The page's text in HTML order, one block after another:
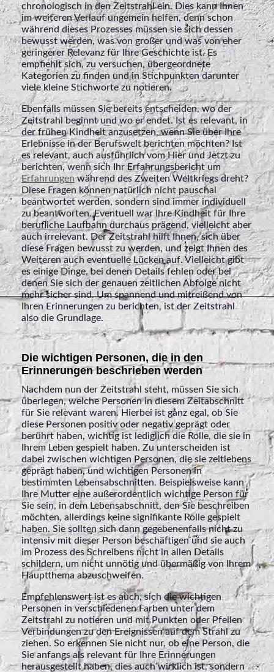
chronologisch in den Zeitstrahl ein. Dies kann Ihnen
im weiteren Verlauf ungemein helfen, denn schon
während dieses Prozesses müssen sie sich dessen
bewusst werden, was von großer und was von eher
geringerer Relevanz für Ihre Geschichte ist. Es
empfiehlt sich, zu versuchen, übergeordnete
Kategorien zu finden und in Stichpunkten darunter
viele kleine Stichworte zu notieren.
Ebenfalls müssen Sie bereits entscheiden, wo der
Zeitstrahl beginnt und wo er endet. Ist es relevant, in
der frühen Kindheit anzusetzen, wenn Sie über Ihre
Erlebnisse in der Berufswelt berichten möchten? Ist
es relevant, auch ausführlich vom Hier und Jetzt zu
berichten, wenn sich Ihr Erfahrungsbericht um
Erfahrungenwährend des Zweiten Weltkriegs dreht?
Diese Fragen können natürlich nicht pauschal
beantwortet werden, sondern sind immer individuell
zu beantworten. Eventuell war Ihre Kindheit für Ihre
berufliche Laufbahn durchaus prägend, vielleicht aber
auch irrelevant. Der Zeitstrahl hilft Ihnen, sich über
diese Fragen bewusst zu werden, und zeigt Ihnen des
Weiteren auch eventuelle Lücken auf. Vielleicht gibt
es einige Dinge, bei denen Details fehlen oder bei
denen Sie sich der genauen zeitlichen Abfolge nicht
mehr sicher sind. Um spannend und mitreißend von
Ihren Erinnerungen zu berichten, ist der Zeitstrahl
also die Grundlage.
Die wichtigen Personen, die in den
Erinnerungen beschrieben werden
Nachdem nun der Zeitstrahl steht, müssen Sie sich
überlegen, welche Personen in diesem Zeitabschnitt
für Sie relevant waren. Hierbei ist ganz egal, ob Sie
diese Personen positiv oder negativ geprägt oder
berührt haben, wichtig ist lediglich die Rolle, die sie in
Ihrem Leben gespielt haben. Zu unterscheiden ist
dabei zwischen wichtigen Personen, die sie zeitlebens
geprägt haben, und wichtigen Personen in
bestimmten Lebensabschnitten. Beispielsweise kann
Ihre Mutter eine außerordentlich wichtige Person für
Sie sein, in dem Lebensabschnitt, den Sie beschreiben
möchten, allerdings keine signifikante Rolle gespielt
haben. Sie sollten sich dann gegebenenfalls nicht zu
intensiv mit dieser Person beschäftigen und sie auch
im Prozess des Schreibens nicht in allen Details
schildern, um nicht unnötig und übermäßig von Ihrem
Hauptthema abzuschweifen.
Empfehlenswert ist es auch, sich die wichtigen
Personen in verschiedenen Farben unter dem
Zeitstrahl zu notieren und mit Punkten oder Pfeilen
Verbindungen zu den Ereignissen auf dem Strahl zu
ziehen. So erkennen Sie nicht nur, ob eine Person, die
Sie anfangs als relevant für Ihre Erinnerungen
herausgestellt haben, dies auch wirklich ist, sondern